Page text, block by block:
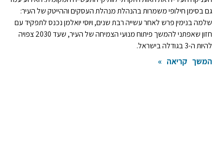
גם בסימן חילופי משמרות בהנהלת מנהלת העסקים וההייטק של העיר:
שלמה בנימין פרש לאחר עשייה רבת שנים, ויוסי יואלמן נכנס לתפקיד עם
חזון שאפתני להמשך פיתוח מנועי הצמיחה של העיר, שעד 2030 צפויה
להיות ה-3 בגודלה בישראל.
המשך קריאה »